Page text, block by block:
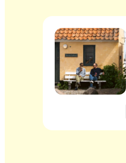
En dag i Dragør